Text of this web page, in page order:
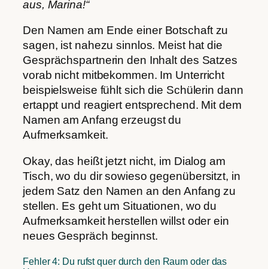
aus, Marina!“
Den Namen am Ende einer Botschaft zu
sagen, ist nahezu sinnlos. Meist hat die
Gesprächspartnerin den Inhalt des Satzes
vorab nicht mitbekommen. Im Unterricht
beispielsweise fühlt sich die Schülerin dann
ertappt und reagiert entsprechend. Mit dem
Namen am Anfang erzeugst du
Aufmerksamkeit.
Okay, das heißt jetzt nicht, im Dialog am
Tisch, wo du dir sowieso gegenübersitzt, in
jedem Satz den Namen an den Anfang zu
stellen. Es geht um Situationen, wo du
Aufmerksamkeit herstellen willst oder ein
neues Gespräch beginnst.
Fehler 4: Du rufst quer durch den Raum oder das